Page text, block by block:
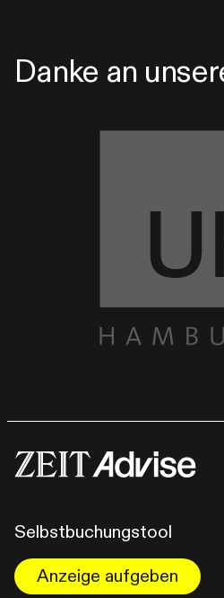
Danke an
Selbstbuchungstool
Anzeige aufgeben